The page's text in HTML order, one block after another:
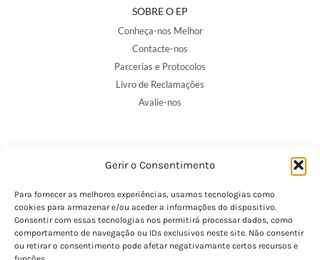
Gerir o Consentimento
Para fornecer as melhores experiências, usamos tecnologias como
cookies para armazenar e/ou aceder a informações do dispositivo.
Consentir com essas tecnologias nos permitirá processar dados, como
comportamento de navegação ou IDs exclusivos neste site. Não consentir
ou retirar o consentimento pode afetar negativamante certos recursos e
SOBRE O EP
Conheça-nos Melhor
Contacte-nos
Parcerias e Protocolos
Livro de Reclamações
Avalie-nos
Porto - Trindade
Porto - Foz
Porto - S. João
Viana do Castelo